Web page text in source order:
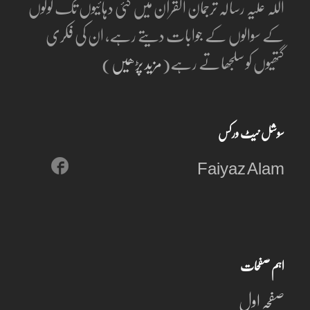
کے سوالوں کے جوابات دیتے رہے، ان کی فکری
گتھیوں کو سلجھاتے رہے(مزید پڑھیں)
سوشل نیٹ ورکس
Faiyaz Alam
اہم صفحات
صفحہ اول